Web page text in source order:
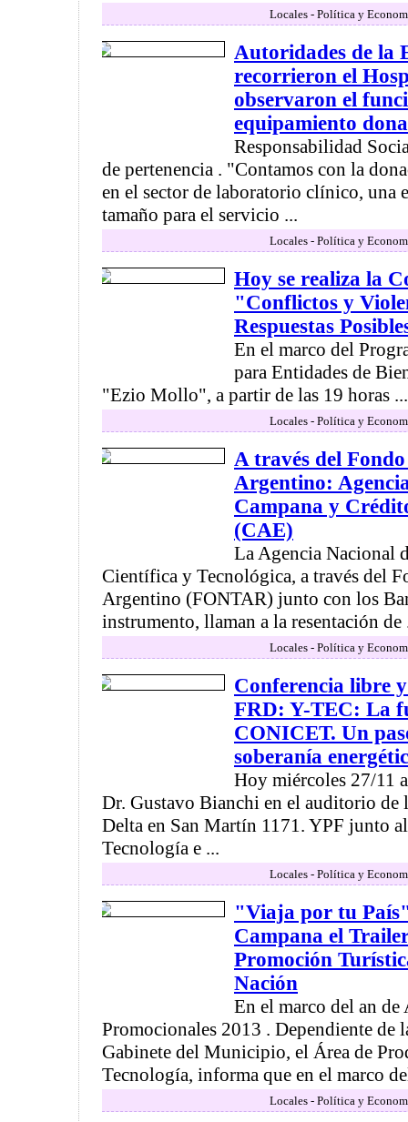
Locales - Política y
Autoridades de la
recorrieron el
observaron el
equipamiento
Responsabilidad
de pertenencia . "Contamos con la
en el sector de laboratorio clínico, una
tamaño para el servicio ...
Locales - Política y
Hoy se realiza la
"Conflictos y
Respuestas
En el marco del
para Entidades de
"Ezio Mollo", a partir de las 19 horas ...
Locales - Política y
A través del
Argentino:
Campana y
(CAE)
La Agencia Nacional
Científica y Tecnológica, a través del
Argentino (FONTAR) junto con los
instrumento, llaman a la resentación de
Locales - Política y
Conferencia libre
FRD: Y-TEC: La
CONICET. Un
soberanía
Hoy miércoles 27/11
Dr. Gustavo Bianchi en el auditorio de
Delta en San Martín 1171. YPF junto
Tecnología e ...
Locales - Política y
"Viaja por tu
Campana el
Promoción
Nación
En el marco del an de
Promocionales 2013 . Dependiente de
Gabinete del Municipio, el Área de
Tecnología, informa que en el marco
Locales - Política y